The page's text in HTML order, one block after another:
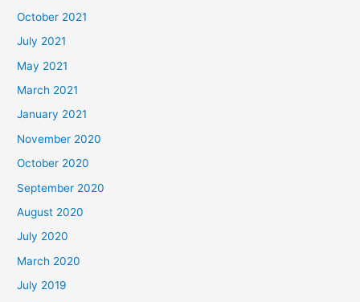
October 2021
July 2021
May 2021
March 2021
January 2021
November 2020
October 2020
September 2020
August 2020
July 2020
March 2020
July 2019